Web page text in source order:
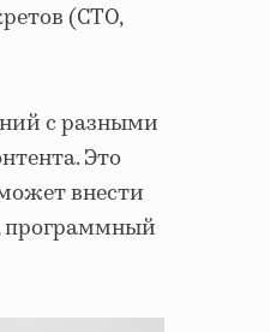
(CTO,
с разными
Это
внести
программный